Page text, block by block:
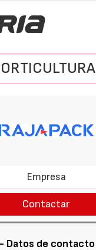
Empresa
Contactar
- Datos de contacto